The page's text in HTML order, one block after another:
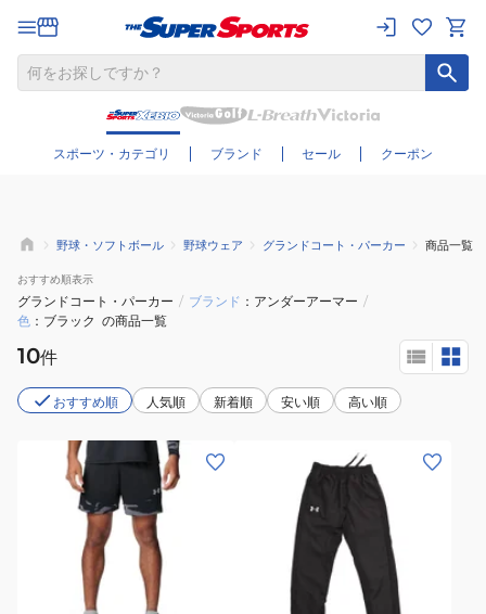
スポーツ・カテゴリ ブランド セール クーポン
さらに絞り込む
野球・ソフトボール 野球ウェア グランドコート・パーカー 商品一覧
おすすめ順表示
グランドコート・パーカー / ブランド アンダーアーマー /
色
ブラック の商品一覧
10件
おすすめ順 人気順 新着順 安い順 高い順